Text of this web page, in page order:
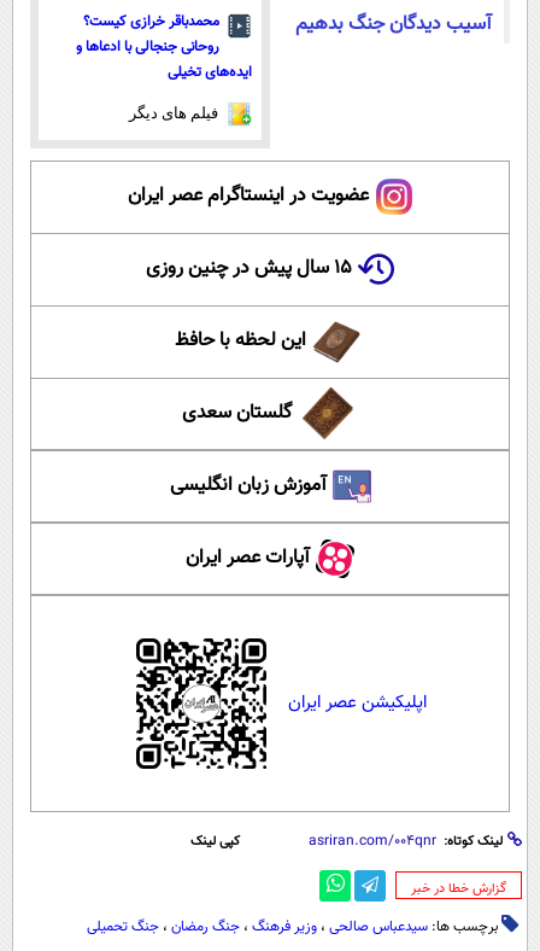
آسیب دیدگان جنگ بدهیم
محمدباقر خرازی کیست؟
روحانی جنجالی با ادعاها و
ایده‌های تخیلی
فیلم های دیگر
عضویت در اینستاگرام عصر ایران
۱۵ سال پیش در چنین روزی
این لحظه با حافظ
گلستان سعدی
آموزش زبان انگلیسی
آپارات عصر ایران
اپلیکیشن عصر ایران
لینک کوتاه: کپی لینک
‌گزارش خطا در خبر
برچسب ها: سیدعباس صالحی ، وزیر فرهنگ ، جنگ رمضان ، جنگ تحمیلی